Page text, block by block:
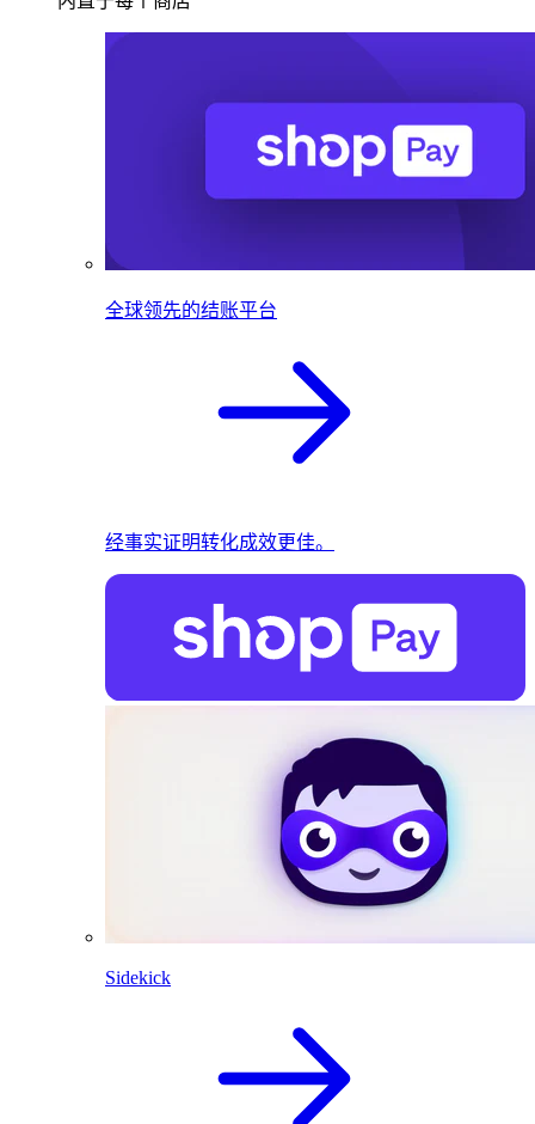
全球领先的结账平台
经事实证明转化成效更佳。
Sidekick